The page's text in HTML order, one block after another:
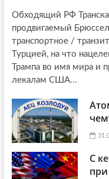
Обходящий РФ
продвигаемый
транспортное /
Турцией, на что
Трампа во имя мира и
лекалам США...
С